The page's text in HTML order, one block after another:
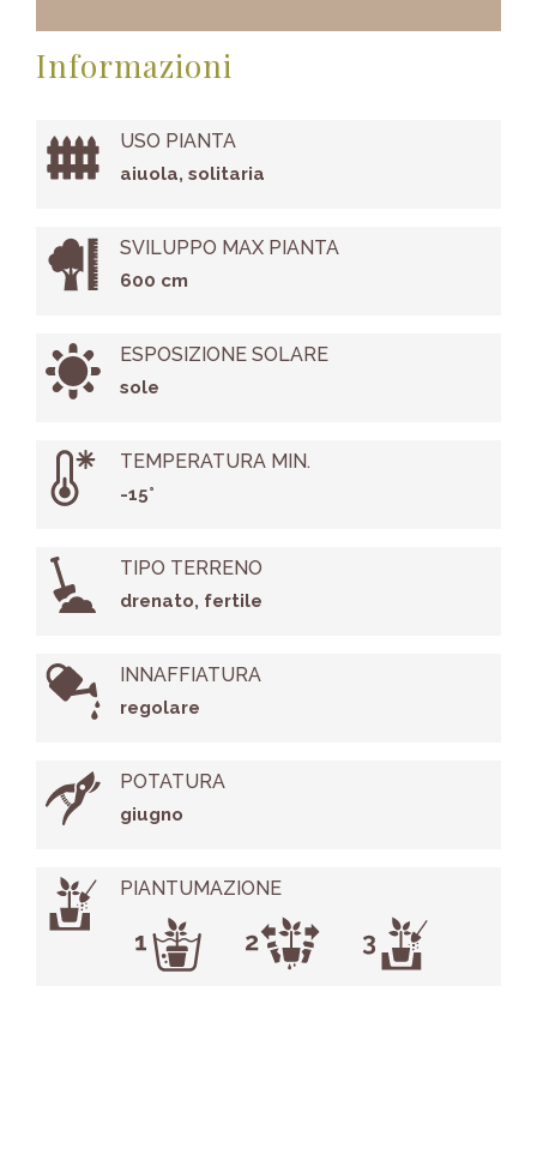
Informazioni
USO PIANTA
aiuola, solitaria
SVILUPPO MAX PIANTA
600 cm
ESPOSIZIONE SOLARE
sole
TEMPERATURA MIN.
-15°
TIPO TERRENO
drenato, fertile
INNAFFIATURA
regolare
POTATURA
giugno
PIANTUMAZIONE